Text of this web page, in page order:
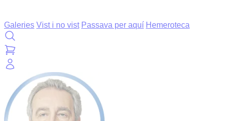
Galeries Vist i no vist Passava per aquí Hemeroteca